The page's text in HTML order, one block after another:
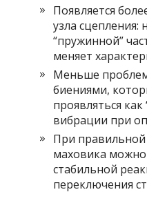
Появляется
узла сцепления:
“пружинной”
меняет
Меньше
биениями,
проявляться
вибрации при
При правильной
маховика можно
стабильной
переключения